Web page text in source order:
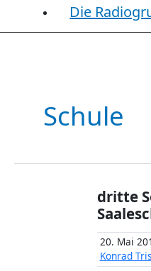
Die
Schule
dritte
20. Mai
Konrad